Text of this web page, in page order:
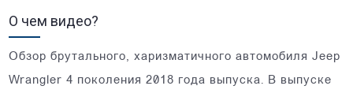
О чем видео?
Обзор брутального, харизматичного автомобиля Jeep
Wrangler 4 поколения 2018 года выпуска. В выпуске